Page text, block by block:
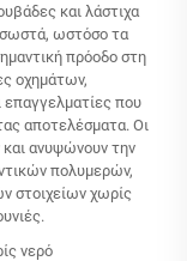
και λάστιχα
σωστά, ωστόσο τα
πρόοδο στη
οχημάτων,
επαγγελματίες που
αποτελέσματα. Οι
και ανυψώνουν την
πολυμερών,
στοιχείων χωρίς
νερό